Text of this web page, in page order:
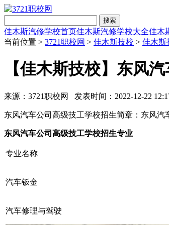
搜索
佳木斯汽修学校首页佳木斯汽修学校大全佳木
当前位置 > 3721职校网 > 佳木斯技校 > 佳木斯
【佳木斯技校】东风
来源：3721职校网 发表时间：2022-12-22
东风汽车公司高级技工学校招生简章：东风
东风汽车公司高级技工学校招生专业
专业名称
汽车钣金
汽车修理与驾驶